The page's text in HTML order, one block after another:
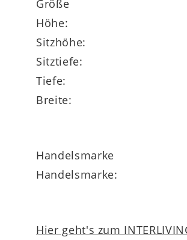
Größe
Höhe:
Sitzhöhe:
Sitztiefe:
Tiefe:
Breite:
Handelsmarke
Handelsmarke:
Hier geht's zum